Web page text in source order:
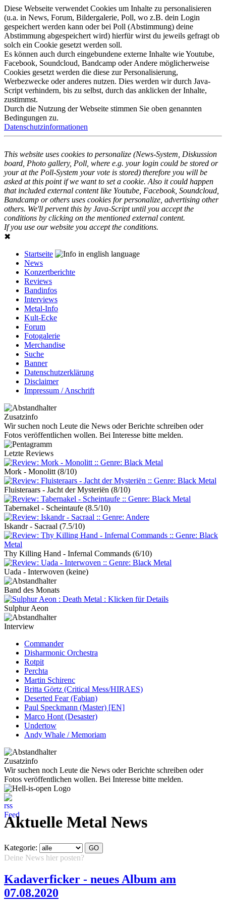
Diese Webseite verwendet Cookies um Inhalte zu personalisieren
(u.a. in News, Forum, Bildergalerie, Poll, wo z.B. dein Login
gespeichert werden kann oder bei Poll (Abstimmung) deine
Abstimmung abgespeichert wird) hierfür wirst du jeweils gefragt ob
solch ein Cookie gesetzt werden soll.
Es können auch durch eingebundene externe Inhalte wie Youtube,
Facebook, Soundcloud, Bandcamp oder Andere möglicherweise
Cookies gesetzt werden die diese zur Personalisierung,
Werbezwecke oder anderes nutzen. Dies werden wir durch Java-
Script verhindern, bis zu selbst, durch das anklicken der Inhalte,
zustimmst.
Durch die Nutzung der Webseite stimmen Sie oben genannten
Bedingungen zu.
Datenschutzinformationen
This website uses cookies to personalize (News-System, Diskussion
board, Photo gallery, Poll, where e.g. your login could be stored or
your at the Poll-System your vote is stored) therefore you will be
asked at this point if we want to set a cookie. Also it could happen
that included external content like Youtube, Facebook, Soundcloud,
Bandcamp or others uses cookies for personalize, advertising other
others. We'll pervent this by Java-Script until you accept the
conditions by clicking on the mentioned external content.
If you use our website you accept the conditions.
✖
Startseite
News
Konzertberichte
Reviews
Bandinfos
Interviews
Metal-Info
Kult-Ecke
Forum
Fotogalerie
Merchandise
Suche
Banner
Datenschutzerklärung
Disclaimer
Impressum / Anschrift
Zusatzinfo
Wir suchen noch Leute die News oder Berichte schreiben oder
Fotos veröffentlichen wollen. Bei Interesse bitte melden.
Letzte Reviews
Mork - Monolitt (8/10)
Fluisteraars - Jacht der Mysteriën (8/10)
Tabernakel - Scheintaufe (8.5/10)
Iskandr - Sacraal (7.5/10)
Thy Killing Hand - Infernal Commands (6/10)
Uada - Interwoven (keine)
Band des Monats
Sulphur Aeon
Interview
Commander
Disharmonic Orchestra
Rotpit
Perchta
Martin Schirenc
Britta Görtz (Critical Mess/HIRAES)
Deserted Fear (Fabian)
Paul Speckmann (Master) [EN]
Marco Hont (Desaster)
Undertow
Andy Whale / Memoriam
Zusatzinfo
Wir suchen noch Leute die News oder Berichte schreiben oder
Fotos veröffentlichen wollen. Bei Interesse bitte melden.
Aktuelle Metal News
Kategorie:
Deine News hier posten?
Kadaverficker - neues Album am
07.08.2020